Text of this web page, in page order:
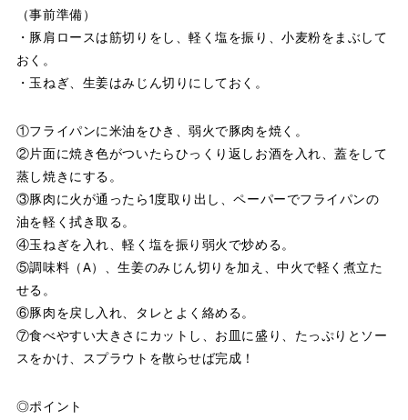
（事前準備）
・豚肩ロースは筋切りをし、軽く塩を振り、小麦粉をまぶして
おく。
・玉ねぎ、生姜はみじん切りにしておく。
①フライパンに米油をひき、弱火で豚肉を焼く。
②片面に焼き色がついたらひっくり返しお酒を入れ、蓋をして
蒸し焼きにする。
③豚肉に火が通ったら1度取り出し、ペーパーでフライパンの
油を軽く拭き取る。
④玉ねぎを入れ、軽く塩を振り弱火で炒める。
⑤調味料（A）、生姜のみじん切りを加え、中火で軽く煮立た
せる。
⑥豚肉を戻し入れ、タレとよく絡める。
⑦食べやすい大きさにカットし、お皿に盛り、たっぷりとソー
スをかけ、スプラウトを散らせば完成！
◎ポイント